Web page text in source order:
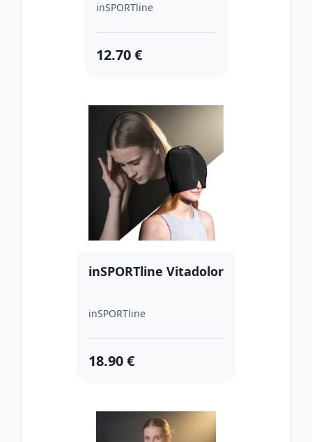
inSPORTline
12.70 €
inSPORTline Vitadolor
inSPORTline
18.90 €